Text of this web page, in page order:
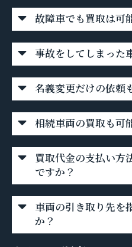
故障車でも買取は可
事故をしてしまった
名義変更だけの依頼
相続車両の買取も可
買取代金の支払い方
ですか？
車両の引き取り先を
か？